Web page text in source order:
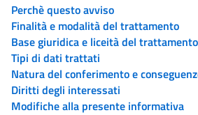
Perchè questo avviso
Finalità e modalità del trattamento
Base giuridica e liceità del trattamento
Tipi di dati trattati
Natura del conferimento e
Diritti degli interessati
Modifiche alla presente informativa